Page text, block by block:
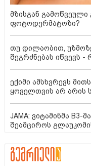
მზისგან
ფოტოდერმატოზი?
თუ დილაობით,
შეგრძნებას იწვევს
ექიმი ამსხვრევს
ყოველთვის არ არის
JAMA: ვიტამინმა
შეამციროს